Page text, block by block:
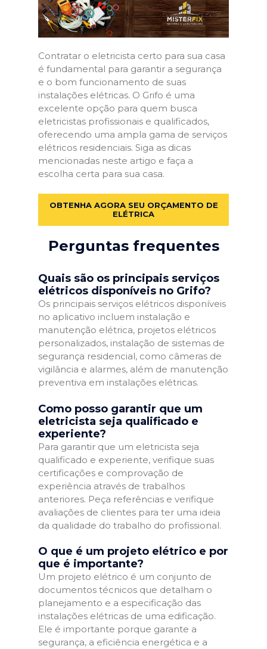
Contratar o eletricista certo para sua casa
é fundamental para garantir a segurança
e o bom funcionamento de suas
instalações elétricas. O Grifo é uma
excelente opção para quem busca
eletricistas profissionais e qualificados,
oferecendo uma ampla gama de serviços
elétricos residenciais. Siga as dicas
mencionadas neste artigo e faça a
escolha certa para sua casa.
OBTENHA AGORA SEU ORÇAMENTO DE
ELÉTRICA
Perguntas frequentes
Quais são os principais serviços
elétricos disponíveis no Grifo?
Os principais serviços elétricos disponíveis
no aplicativo incluem instalação e
manutenção elétrica, projetos elétricos
personalizados, instalação de sistemas de
segurança residencial, como câmeras de
vigilância e alarmes, além de manutenção
preventiva em instalações elétricas.
Como posso garantir que um
eletricista seja qualificado e
experiente?
Para garantir que um eletricista seja
qualificado e experiente, verifique suas
certificações e comprovação de
experiência através de trabalhos
anteriores. Peça referências e verifique
avaliações de clientes para ter uma ideia
da qualidade do trabalho do profissional.
O que é um projeto elétrico e por
que é importante?
Um projeto elétrico é um conjunto de
documentos técnicos que detalham o
planejamento e a especificação das
instalações elétricas de uma edificação.
Ele é importante porque garante a
segurança, a eficiência energética e a